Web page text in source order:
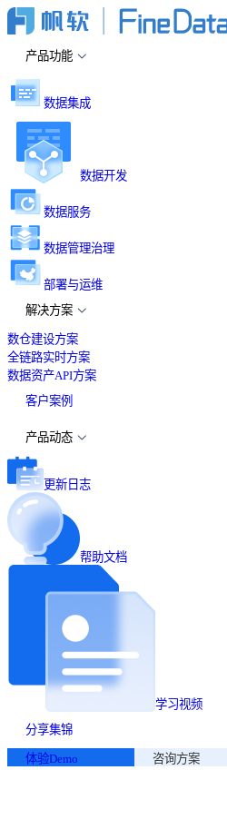
产品功能
数据集成
数据开发
数据服务
数据管理治理
部署与运维
解决方案
数仓建设方案
全链路实时方案
数据资产API方案
客户案例
产品动态
更新日志
帮助文档
学习视频
分享集锦
体验Demo 咨询方案